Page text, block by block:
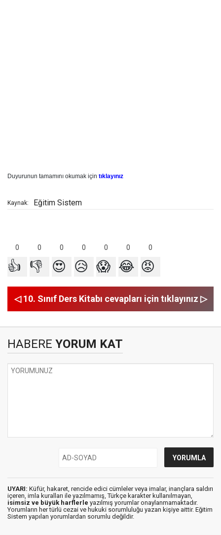
Duyurunun tamamını okumak için tıklayınız
Kaynak: Eğitim Sistem
0 0 0 0 0 0 0
👍 👎 😍 😥 😱 😂 😡
◁ 10. Sınıf Ders Kitabı cevapları için tıklayınız ▷
HABERE YORUM KAT
UYARI: Küfür, hakaret, rencide edici cümleler veya imalar, inançlara saldırı
içeren, imla kuralları ile yazılmamış, Türkçe karakter kullanılmayan,
isimsiz ve büyük harflerle yazılmış yorumlar onaylanmamaktadır.
Yorumların her türlü cezai ve hukuki sorumluluğu yazan kişiye aittir. Eğitim
Sistem yapılan yorumlardan sorumlu değildir.